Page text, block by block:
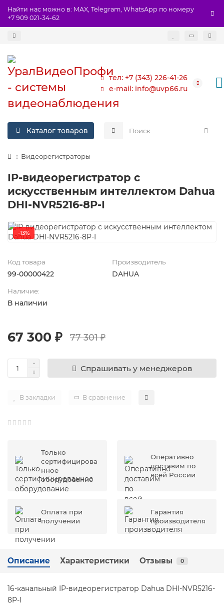
Найти нас можно в: MAX, Telegram, WhatsApp по номеру
+7 909 021-34-62
тел: +7 (343) 226-41-26
e-mail: info@uvp66.ru
Каталог товаров
Видеорегистраторы
IP-видеорегистратор с
искусственным интеллектом Dahua
DHI-NVR5216-8P-I
-13%
Код товара
99-00000422
Производитель
DAHUA
Наличие:
В наличии
67 300 ₽ 77 301 ₽
Спрашивать у менеджеров
В закладки В сравнение
Только
сертифицирова
нное
оборудование
Оперативно
доставим по
всей России
Оплата при
получении
Гарантия
производителя
Описание Характеристики Отзывы 0
16-канальный IP-видеорегистратор Dahua DHI-NVR5216-
8P-I